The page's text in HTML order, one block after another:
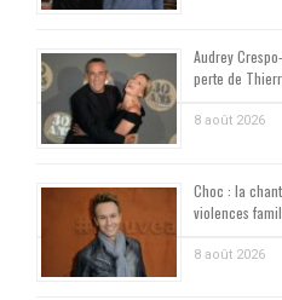
Audrey
perte de
8 août 2026
Choc : la
violences
8 août 2026